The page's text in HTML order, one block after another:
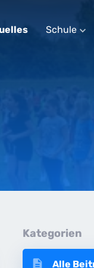
Schule expand_more
Kategorien
description Alle